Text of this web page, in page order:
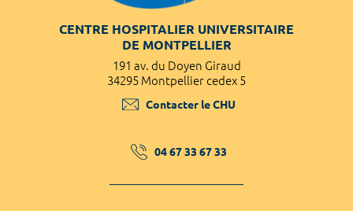
CENTRE HOSPITALIER UNIVERSITAIRE
DE MONTPELLIER
191 av. du Doyen Giraud
34295 Montpellier cedex 5
Contacter le CHU
04 67 33 67 33